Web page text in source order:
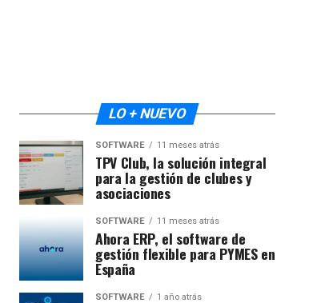
LO + NUEVO
SOFTWARE 11 meses atrás
TPV Club, la solución integral
para la gestión de clubes y
asociaciones
SOFTWARE 11 meses atrás
Ahora ERP, el software de
gestión flexible para PYMES en
España
SOFTWARE 1 año atrás